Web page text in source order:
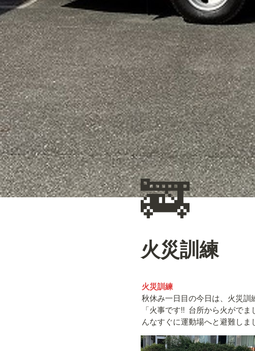
🚒
火災訓練
火災訓練
秋休み一日目の今日は、火災訓
「火事です!!  台所から火がで
んなすぐに運動場へと避難しま